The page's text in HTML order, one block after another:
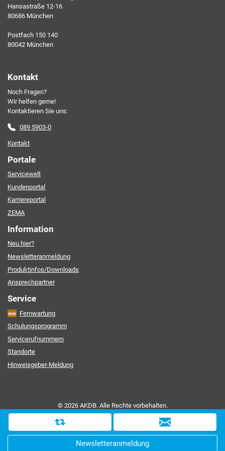
einverstanden. Detaillierte Informationen zur Verarbeitung
Hansastraße 12-16
80686 München
Postfach 150 140
80042 München
Kontakt
Noch Fragen?
Wir helfen gerne!
Kontaktieren Sie uns:
089 5903-0
Kontakt
Portale
Servicewelt
Kundenportal
Karriereportal
ZEMA
Information
Neu hier?
Newsletteranmeldung
Produktinfos/Downloads
Ansprechpartner
Service
Fernwartung
Schulungsprogramm
Servicerufnummern
Standorte
Hinweisgeber-Meldung
© 2026 AKDB. Alle Rechte vorbehalten.
Kontakt | Impressum | Datenschutz | Barrierefreiheit | Sitemap
i
Newsletteranmeldung